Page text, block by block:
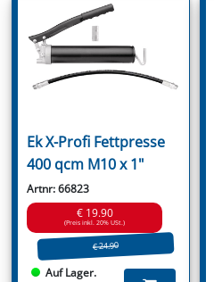
Ek X-Profi Fettpresse
400 qcm M10 x 1"
Artnr: 66823
€ 19.90
(Preis inkl. 20% USt.)
€ 24.90
Auf Lager.